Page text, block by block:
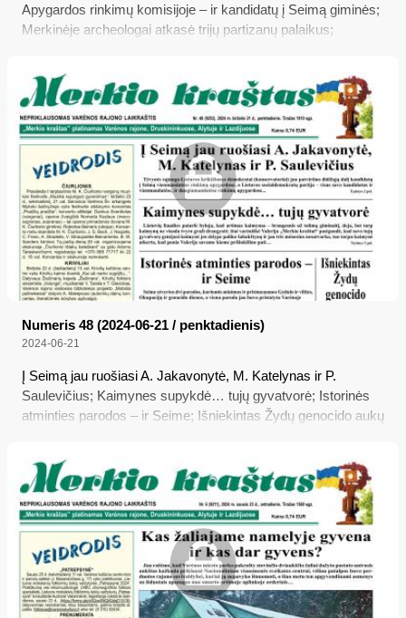
Apygardos rinkimų komisijoje – ir kandidatų į Seimą giminės;
Merkinėje archeologai atkasė trijų partizanų palaikus;
Numeris 48 (2024-06-21 / penktadienis)
2024-06-21
Į Seimą jau ruošiasi A. Jakavonytė, M. Katelynas ir P.
Saulevičius; Kaimynes supykdė… tujų gyvatvorė; Istorinės
atminties parodos – ir Seime; Išniekintas Žydų genocido aukų
pasėlius išmokos nebus mažinamos